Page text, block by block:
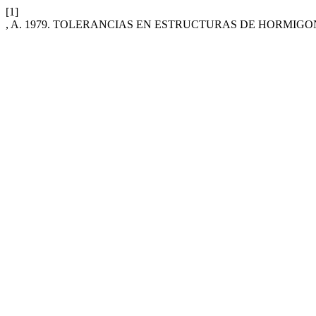
[1]
, A. 1979. TOLERANCIAS EN ESTRUCTURAS DE